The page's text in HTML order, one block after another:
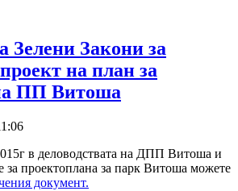
Зелени Закони за
на план за
ПП Витоша
в деловодствата на ДПП Витоша и
проектоплана за парк Витоша можете
документ.